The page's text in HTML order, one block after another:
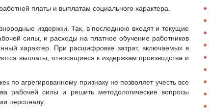
платы и выплатам социального характера.
издержки. Так, в последнюю входят и текущие
силы, и расходы на платное обучение работников
характер. При расшифровке затрат, включаемых в
выплаты, относящиеся к издержкам производства и
по агрегированному признаку не позволяет учесть все
рабочей силы и решить методологические вопросы
персоналу.